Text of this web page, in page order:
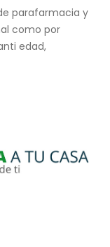
parafarmacia y
como por
edad,